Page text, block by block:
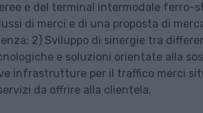
e del terminal intermodale ferro-
di merci e di una proposta di
2) Sviluppo di sinergie tra
e soluzioni orientate alla
infrastrutture per il traffico merci
da offrire alla clientela.